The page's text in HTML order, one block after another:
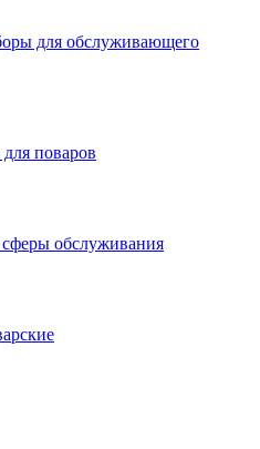
для обслуживающего
поваров
обслуживания